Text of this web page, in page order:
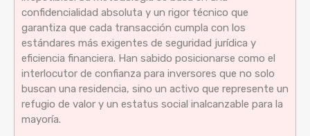
confidencialidad absoluta y un rigor técnico que
garantiza que cada transacción cumpla con los
estándares más exigentes de seguridad jurídica y
eficiencia financiera. Han sabido posicionarse como el
interlocutor de confianza para inversores que no solo
buscan una residencia, sino un activo que represente un
refugio de valor y un estatus social inalcanzable para la
mayoría.